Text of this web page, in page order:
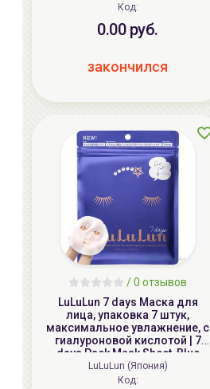
Код:
0.00 руб.
закончился
/0 отзывов
LuLuLun 7 days Маска для
лица, упаковка 7 штук,
максимальное увлажнение, с
гиалуроновой кислотой | 7
days Pack Mask Sheet, Blue
LuLuLun (Япония)
Код: